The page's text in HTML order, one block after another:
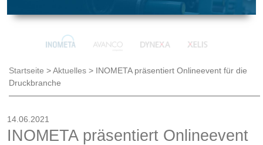
Startseite >Aktuelles > INOMETA präsentiert Onlineevent für die
Druckbranche
14.06.2021
INOMETA präsentiert Onlineevent